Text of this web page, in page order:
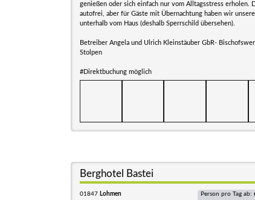
genießen oder sich einfach nur vom Alltagsstress erholen.
autofrei, aber für Gäste mit Übernachtung haben wir
unterhalb vom Haus (deshalb Sperrschild übersehen).
Betreiber Angela und Ulrich Kleinstäuber GbR-
Stolpen
#Direktbuchung möglich
Berghotel Bastei
01847 Lohmen Person pro Tag ab: